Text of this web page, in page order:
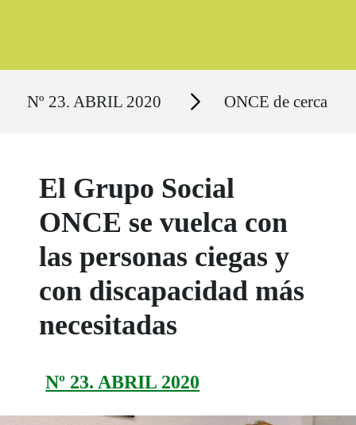
Nº 23. ABRIL 2020 Secciones ONCE de cerca
El Grupo Social
ONCE se vuelca con
las personas ciegas y
con discapacidad más
necesitadas
Nº 23. ABRIL 2020